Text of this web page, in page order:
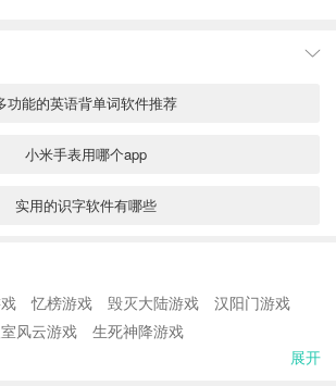
功能的英语背单词软件推荐
小米手表用哪个app
实用的识字软件有哪些
身交友免费聊天软件有哪些
忆榜游戏 毁灭大陆游戏
汉阳门游戏
风云游戏
生死神降游戏
展开